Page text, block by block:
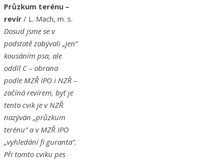
Průzkum terénu –
revír / L. Mach, m. s.
Dosud jsme se v
podstatě zabývali „jen“
kousáním psa, ale
oddíl C – obrana
podle MZŘ IPO i NZŘ –
začíná revírem, byť je
tento cvik je v NZŘ
nazýván „průzkum
terénu“ a v MZŘ IPO
„vyhledání fi guranta“.
Při tomto cviku pes